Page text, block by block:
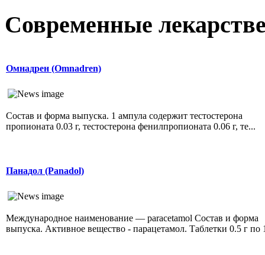
Современные
Омнадрен (Omnadren)
Состав и форма выпуска. 1 ампула содержит тестостерона
пропионата 0.03 г, тестостерона фенилпропионата 0.06 г, те...
Панадол (Panadol)
Международное наименование — paracetamol Состав и форма
выпуска. Активное вещество - парацетамол. Таблетки 0.5 г по